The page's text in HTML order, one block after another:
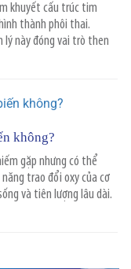
khuyết cấu trúc tim
thành phôi thai.
lý này đóng vai trò then
không?
gặp nhưng có thể
trao đổi oxy của cơ
và tiên lượng lâu dài.